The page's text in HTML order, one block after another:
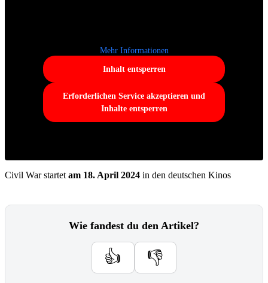
Mehr Informationen
Inhalt entsperren
Erforderlichen Service akzeptieren und
Inhalte entsperren
Civil War startet am 18. April 2024 in den deutschen Kinos
Wie fandest du den Artikel?
👍 👎